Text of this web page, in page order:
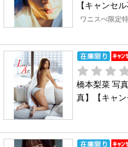
【キャンセル
ワニスぺ限定
橋本梨菜 写
真】【キャン